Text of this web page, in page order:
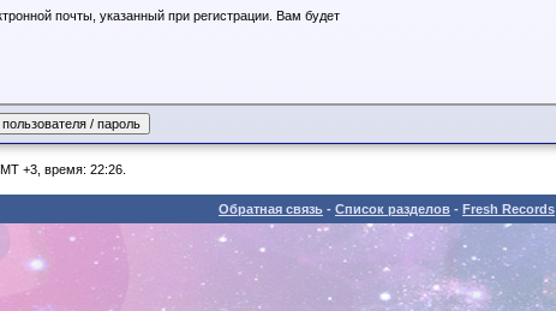
почты, указанный при регистрации. Вам будет
+3, время: 22:26.
Обратная связь - Список разделов - Fresh Records